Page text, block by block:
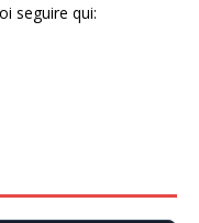
seguire qui: